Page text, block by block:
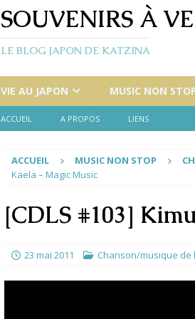
SOUVENIRS À
LE BLOG JAPON DE KATZINA
VIE AU JAPON MUSIC NON
ACCUEIL A PROPOS LIENS
ACCUEIL MUSIC NON STOP
Kaela – Magic Music
[CDLS #103]
23 mai 2011 Chanson/musique de